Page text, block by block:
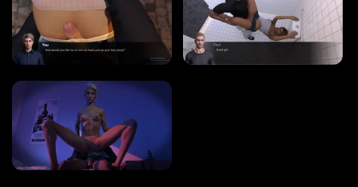
カテゴリー
BDSM
ヘンタイ